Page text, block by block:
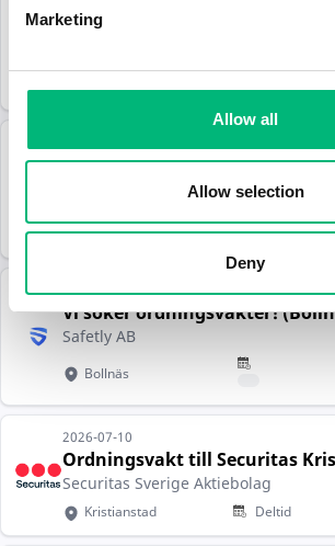
Marketing
Allow all
Allow selection
Deny
2026-07-13
Ordningsvakt Securitas
Norrköping Heltid
CSG söker ordningsvakter för
Community Security Group Sweden
Stockholm
2026-07-13
Vi söker ordningsvakter!
Safetly AB
Bollnäs
2026-07-10
Ordningsvakt till Securitas
Securitas Sverige Aktiebolag
Kristianstad Deltid